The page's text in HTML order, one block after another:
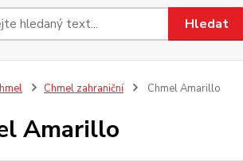
Hledat
Chmel zahraniční Chmel Amarillo
Amarillo